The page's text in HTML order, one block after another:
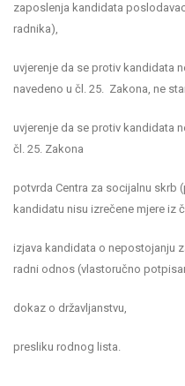
zaposlenja kandidata
radnika),
uvjerenje da se protiv kandidata
navedeno u čl. 25. Zakona, ne
uvjerenje da se protiv kandidata
čl. 25. Zakona
potvrda Centra za socijalnu skrb
kandidatu nisu izrečene mjere iz
izjava kandidata o nepostojanju
radni odnos (vlastoručno
dokaz o državljanstvu,
presliku rodnog lista.